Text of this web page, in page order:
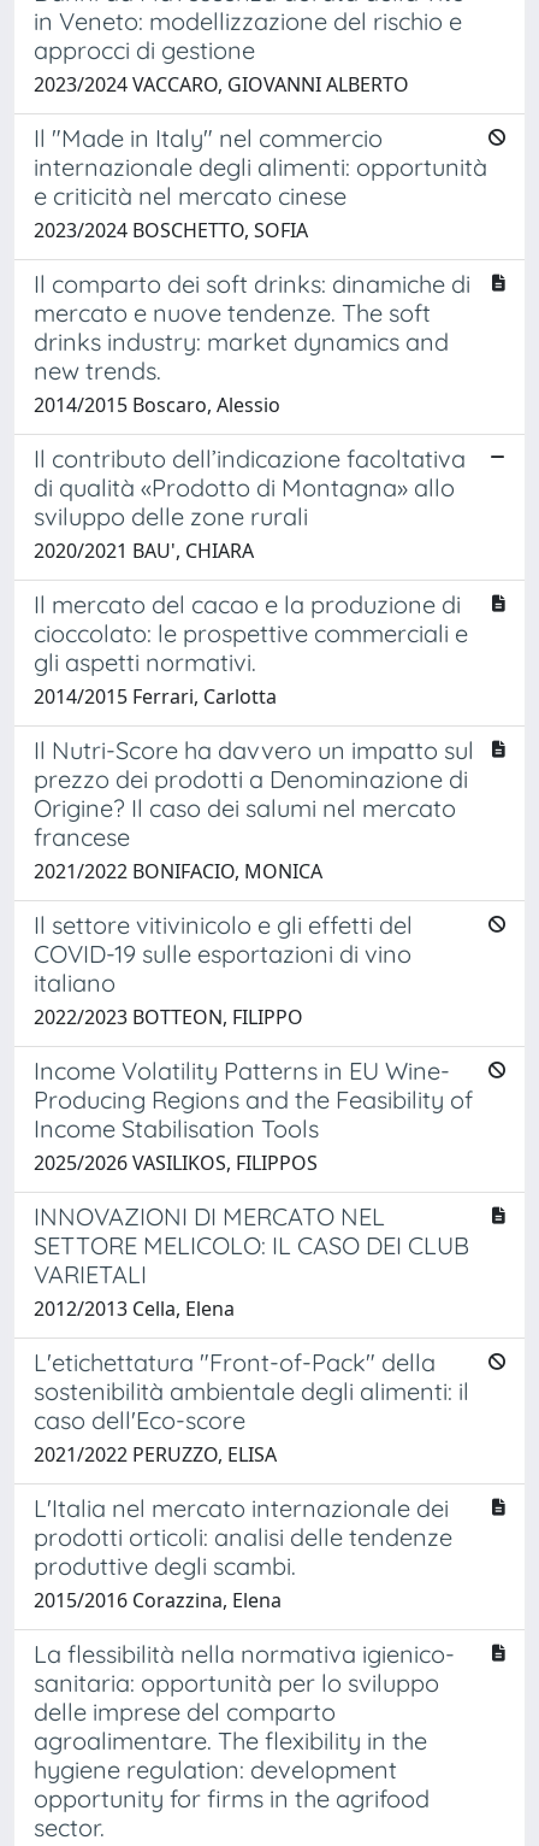
in Veneto: modellizzazione del rischio e
approcci di gestione
2023/2024 VACCARO, GIOVANNI ALBERTO
Il "Made in Italy" nel commercio
internazionale degli alimenti: opportunità
e criticità nel mercato cinese
2023/2024 BOSCHETTO, SOFIA
Il comparto dei soft drinks: dinamiche di
mercato e nuove tendenze. The soft
drinks industry: market dynamics and
new trends.
2014/2015 Boscaro, Alessio
Il contributo dell’indicazione facoltativa
di qualità «Prodotto di Montagna» allo
sviluppo delle zone rurali
2020/2021 BAU', CHIARA
Il mercato del cacao e la produzione di
cioccolato: le prospettive commerciali e
gli aspetti normativi.
2014/2015 Ferrari, Carlotta
Il Nutri-Score ha davvero un impatto sul
prezzo dei prodotti a Denominazione di
Origine? Il caso dei salumi nel mercato
francese
2021/2022 BONIFACIO, MONICA
Il settore vitivinicolo e gli effetti del
COVID-19 sulle esportazioni di vino
italiano
2022/2023 BOTTEON, FILIPPO
Income Volatility Patterns in EU Wine-
Producing Regions and the Feasibility of
Income Stabilisation Tools
2025/2026 VASILIKOS, FILIPPOS
INNOVAZIONI DI MERCATO NEL
SETTORE MELICOLO: IL CASO DEI CLUB
VARIETALI
2012/2013 Cella, Elena
L'etichettatura "Front-of-Pack" della
sostenibilità ambientale degli alimenti: il
caso dell'Eco-score
2021/2022 PERUZZO, ELISA
L'Italia nel mercato internazionale dei
prodotti orticoli: analisi delle tendenze
produttive degli scambi.
2015/2016 Corazzina, Elena
La flessibilità nella normativa igienico-
sanitaria: opportunità per lo sviluppo
delle imprese del comparto
agroalimentare. The flexibility in the
hygiene regulation: development
opportunity for firms in the agrifood
sector.